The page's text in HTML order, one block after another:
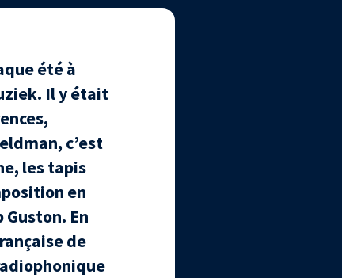
été à
Il y était
c’est
les tapis
en
En
de